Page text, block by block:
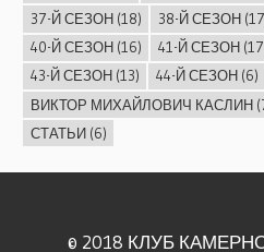
37-Й СЕЗОН(18) 38-Й СЕЗОН
40-Й СЕЗОН(16) 41-Й СЕЗОН
43-Й СЕЗОН(13) 44-Й СЕЗОН(6)
ВИКТОР МИХАЙЛОВИЧ КАСЛИН
СТАТЬИ(6)
© 2018 КЛУБ